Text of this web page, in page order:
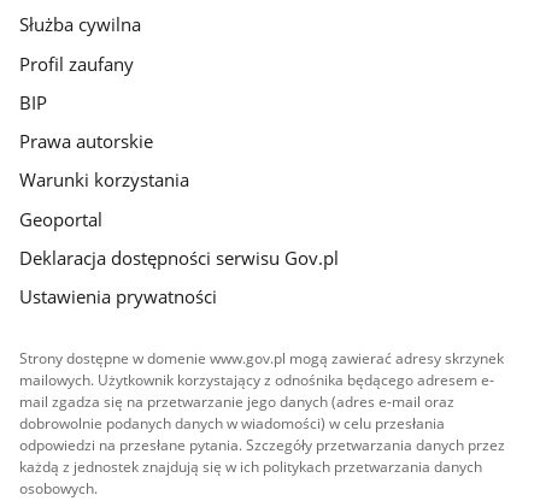
Służba cywilna
Profil zaufany
BIP
Prawa autorskie
Warunki korzystania
Geoportal
Deklaracja dostępności serwisu Gov.pl
Ustawienia prywatności
Strony dostępne w domenie www.gov.pl mogą zawierać adresy skrzynek
mailowych. Użytkownik korzystający z odnośnika będącego adresem e-
mail zgadza się na przetwarzanie jego danych (adres e-mail oraz
dobrowolnie podanych danych w wiadomości) w celu przesłania
odpowiedzi na przesłane pytania. Szczegóły przetwarzania danych przez
każdą z jednostek znajdują się w ich politykach przetwarzania danych
osobowych.